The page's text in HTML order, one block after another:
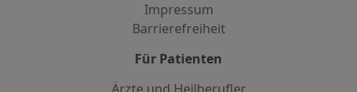
Impressum
Barrierefreiheit
Für Patienten